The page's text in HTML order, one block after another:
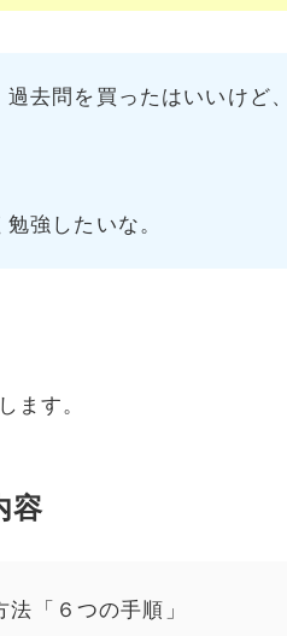
過去問を買ったはいいけど
強したいな。
ます。
容
「６つの手順」